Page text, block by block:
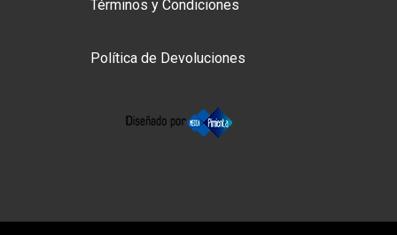
Términos y Condiciones
Política de Devoluciones